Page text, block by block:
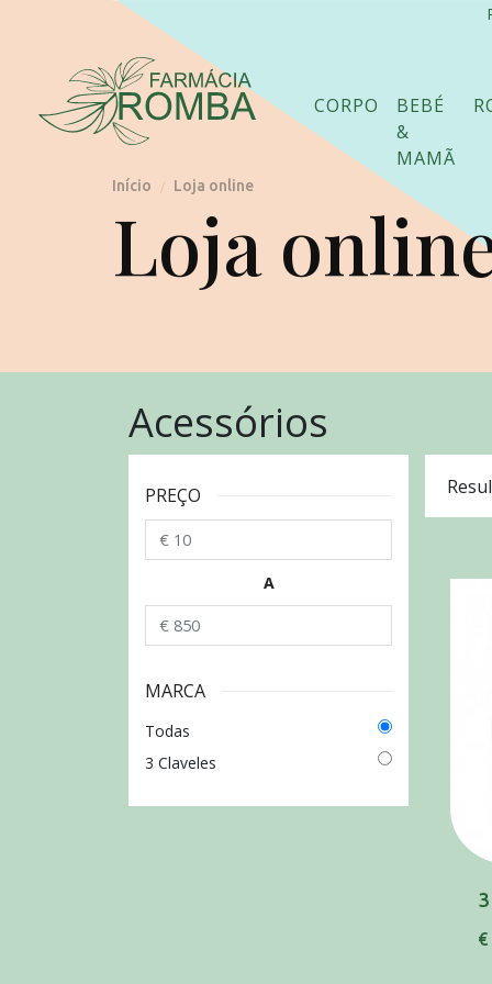
CORPO
BEBÉ
&
MAMÃ
Início / Loja online
Loja
Acessórios
PREÇO
A
MARCA
Todas
3 Claveles
€